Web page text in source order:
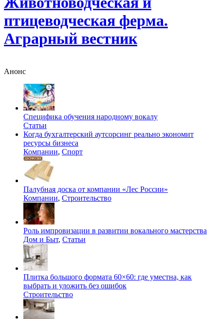
птицеводческая ферма.
Аграрный вестник
Анонс
Специфика обучения народному вокалу
Статьи
Когда бухгалтерский аутсорсинг реально экономит
ресурсы бизнеса
Компании, Спорт
Палубная доска от компании «Лес России»
Компании, Строительство
Роль импровизации в развитии вокального мастерства
Дом и Быт, Статьи
Плитка большого формата 60×60: где уместна, как
выбрать и уложить без ошибок
Строительство